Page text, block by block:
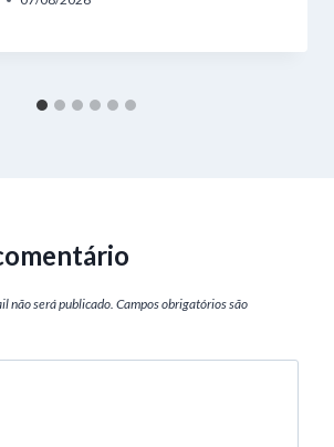
não será publicado. Campos obrigatórios são